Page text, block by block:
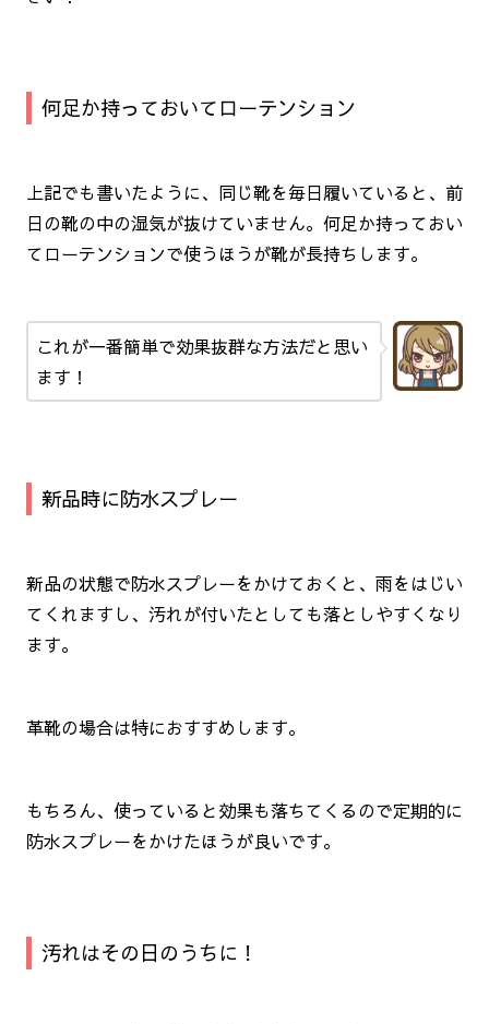
何足か持っておいてローテンション
上記でも書いたように、同じ靴を毎日履いていると、前
日の靴の中の湿気が抜けていません。何足か持っておい
てローテンションで使うほうが靴が長持ちします。
これが一番簡単で効果抜群な方法だと思い
ます！
新品時に防水スプレー
新品の状態で防水スプレーをかけておくと、雨をはじい
てくれますし、汚れが付いたとしても落としやすくなり
ます。
革靴の場合は特におすすめします。
もちろん、使っていると効果も落ちてくるので定期的に
防水スプレーをかけたほうが良いです。
汚れはその日のうちに！